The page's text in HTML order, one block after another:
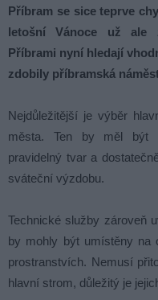
Příbram se sice teprve
letošní Vánoce už ale
Příbrami nyní hledají
zdobily příbramská
Nejdůležitější je výběr
města. Ten by měl být
pravidelný tvar a
sváteční výzdobu.
Technické služby zároveň
by mohly být umístěny na
prostranstvích. Nemusí
hlavní strom, důležitý je